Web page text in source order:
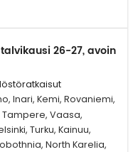
26-27, avoin
Inari, Kemi, Rovaniemi,
Tampere, Vaasa,
Turku, Kainuu,
North Karelia,